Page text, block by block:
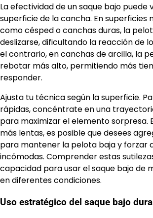
La efectividad de un saque bajo puede
superficie de la cancha. En superficies
como césped o canchas duras, la
deslizarse, dificultando la reacción de
el contrario, en canchas de arcilla, la
rebotar más alto, permitiendo más
responder.
Ajusta tu técnica según la superficie.
rápidas, concéntrate en una
para maximizar el elemento sorpresa.
más lentas, es posible que desees
para mantener la pelota baja y forzar
incómodas. Comprender estas
capacidad para usar el saque bajo de
en diferentes condiciones.
Uso estratégico del saque bajo